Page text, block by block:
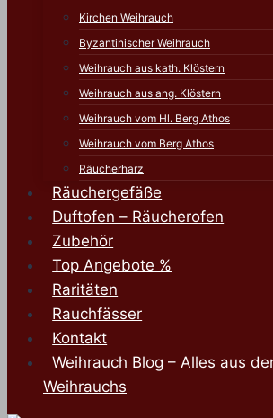
Kirchen Weihrauch
Byzantinischer Weihrauch
Weihrauch aus kath. Klöstern
Weihrauch aus ang. Klöstern
Weihrauch vom Hl. Berg Athos
Weihrauch vom Berg Athos
Räucherharz
Räuchergefäße
Duftofen – Räucherofen
Zubehör
Top Angebote %
Raritäten
Rauchfässer
Kontakt
Weihrauch Blog – Alles aus
Weihrauchs